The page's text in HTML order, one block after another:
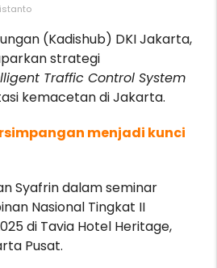
(Kadishub) DKI Jakarta,
strategi
Traffic Control System
kemacetan di Jakarta.
menjadi kunci
Syafrin dalam seminar
Nasional Tingkat II
di Tavia Hotel Heritage,
Pusat.